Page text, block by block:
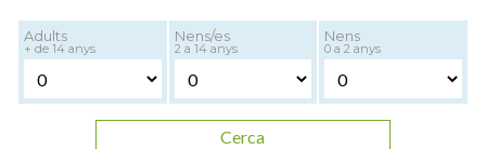
Adults
+ de 14 anys
Nens/es
2 a 14 anys
Nens
0 a 2 anys
Cerca